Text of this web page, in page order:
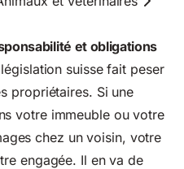
et obligations
suisse fait peser
propriétaires. Si une
votre immeuble ou votre
chez un voisin, votre
engagée. Il en va de